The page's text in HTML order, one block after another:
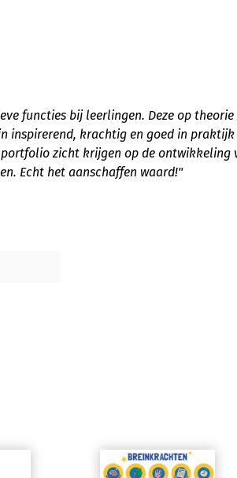
functies bij leerlingen. Deze op
inspirerend, krachtig en goed in
zicht krijgen op de
Echt het aanschaffen waard!"